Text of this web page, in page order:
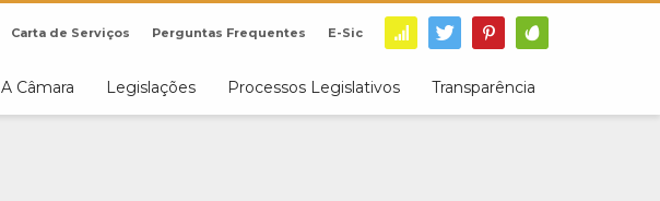
Carta de Serviços Perguntas Frequentes E-Sic
A Câmara Legislações Processos Legislativos Transparência